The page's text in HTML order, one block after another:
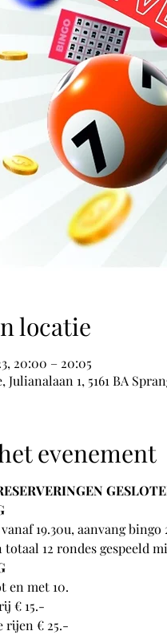
locatie
20:00 – 20:05
Julianalaan 1, 5161 BA
evenement
19.30u, aanvang bingo
totaal 12 rondes gespeeld
en met 10.
€ 15.-
rijen € 25.-